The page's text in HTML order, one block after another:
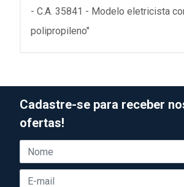
- C.A. 35841 - Modelo eletricista
polipropileno"
Cadastre-se para receber
ofertas!